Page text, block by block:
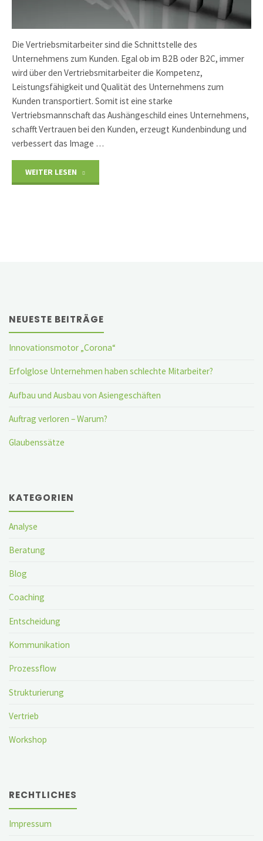
Die Vertriebsmitarbeiter sind die Schnittstelle des
Unternehmens zum Kunden. Egal ob im B2B oder B2C, immer
wird über den Vertriebsmitarbeiter die Kompetenz,
Leistungsfähigkeit und Qualität des Unternehmens zum
Kunden transportiert. Somit ist eine starke
Vertriebsmannschaft das Aushängeschild eines Unternehmens,
schafft Vertrauen bei den Kunden, erzeugt Kundenbindung und
verbessert das Image …
WEITER LESEN
NEUESTE BEITRÄGE
Innovationsmotor „Corona“
Erfolglose Unternehmen haben schlechte Mitarbeiter?
Aufbau und Ausbau von Asiengeschäften
Auftrag verloren – Warum?
Glaubenssätze
KATEGORIEN
Analyse
Beratung
Blog
Coaching
Entscheidung
Kommunikation
Prozessflow
Strukturierung
Vertrieb
Workshop
RECHTLICHES
Impressum